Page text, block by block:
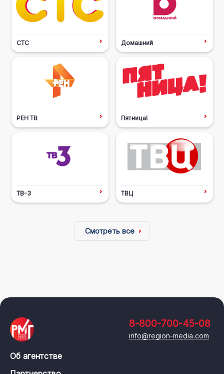
СТС Домашний
РЕН ТВ Пятница!
ТВ-3 ТВЦ
Смотреть все
8-800-700-45-08
info@region-media.com
Об агентстве